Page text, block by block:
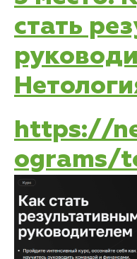
стать
https://
ograms/